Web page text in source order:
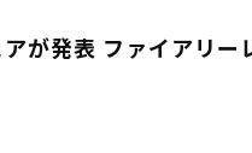
が発表 ファイアリー